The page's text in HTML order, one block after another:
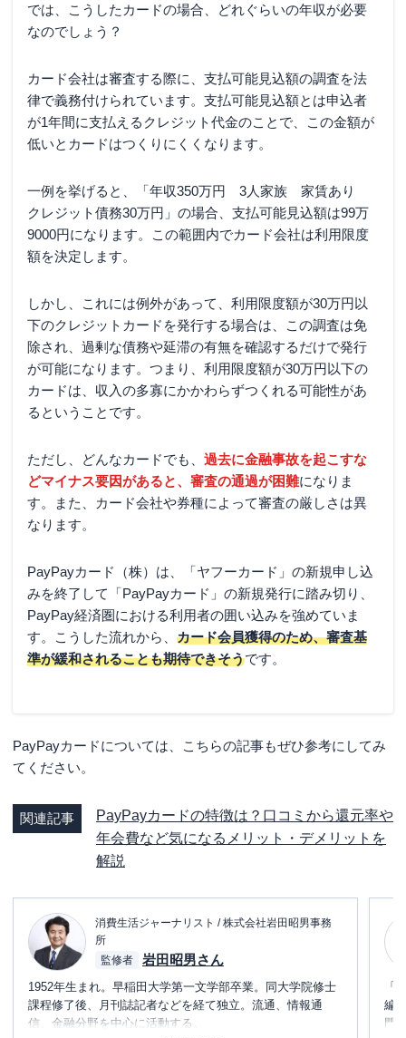
では、こうしたカードの場合、どれぐらいの年収が必要
なのでしょう？
カード会社は審査する際に、支払可能見込額の調査を法
律で義務付けられています。支払可能見込額とは申込者
が1年間に支払えるクレジット代金のことで、この金額が
低いとカードはつくりにくくなります。
一例を挙げると、「年収350万円 3人家族 家賃あり
クレジット債務30万円」の場合、支払可能見込額は99万
9000円になります。この範囲内でカード会社は利用限度
額を決定します。
しかし、これには例外があって、利用限度額が30万円以
下のクレジットカードを発行する場合は、この調査は免
除され、過剰な債務や延滞の有無を確認するだけで発行
が可能になります。つまり、利用限度額が30万円以下の
カードは、収入の多寡にかかわらずつくれる可能性があ
るということです。
ただし、どんなカードでも、 過去に金融事故を起こすな
どマイナス要因があると、審査の通過が困難になりま
す。また、カード会社や券種によって審査の厳しさは異
なります。
PayPayカード（株）は、「ヤフーカード」の新規申し込
みを終了して「PayPayカード」の新規発行に踏み切り、
PayPay経済圏における利用者の囲い込みを強めていま
す。こうした流れから、 カード会員獲得のため、審査基
準が緩和されることも期待できそうです。
PayPayカードについては、こちらの記事もぜひ参考にしてみ
てください。
関連記事
PayPayカードの特徴は？口コミから還元率や
年会費など気になるメリット・デメリットを
解説
消費生活ジャーナリスト / 株式会社岩田昭男事務
所
監修者
岩田昭男さん
1952年生まれ。早稲田大学第一文学部卒業。同大学院修士
課程修了後、月刊誌記者などを経て独立。流通、情報通
信、金融分野を中心に活動する。
「
編
門